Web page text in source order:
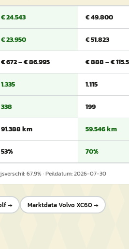
€ 24.543 € 49.800
€ 23.950 € 51.823
€ 672 – € 86.995 € 888 – €
1.335 1.115
338 199
91.388 km 59.546 km
53% 70%
67.9% · Peildatum:2026-07-30
→ MarktdataVolvo XC60 →